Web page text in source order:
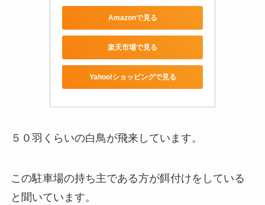
Amazonで見る
楽天市場で見る
Yahoo!ショッピングで見る
５０羽くらいの白鳥が飛来しています。
この駐車場の持ち主である方が餌付けをしている
と聞いています。